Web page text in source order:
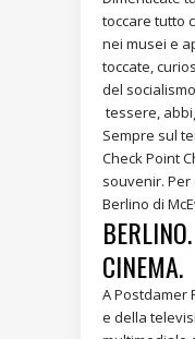
toccare tutto
nei musei e
toccate,
del
tessere,
Sempre sul
Check Point
souvenir. Per
Berlino di
CINEMA.
A Postdamer
e della